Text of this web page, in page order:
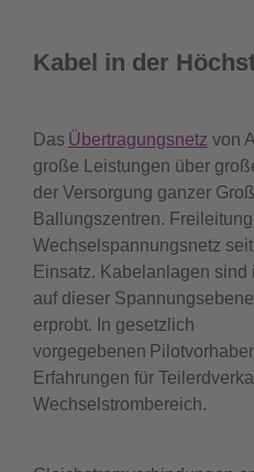
Kabel in der
Das Übertragungsnetz von
große Leistungen über
der Versorgung ganzer
Ballungszentren.
Wechselspannungsnetz
Einsatz. Kabelanlagen
auf dieser
erprobt. In gesetzlich
vorgegebenen
Erfahrungen für
Wechselstrombereich.